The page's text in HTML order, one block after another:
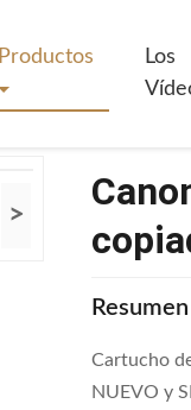
Productos
Los
>
Cartucho
NUEVO y